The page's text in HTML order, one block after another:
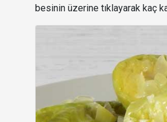
besinin üzerine tıklayarak kaç